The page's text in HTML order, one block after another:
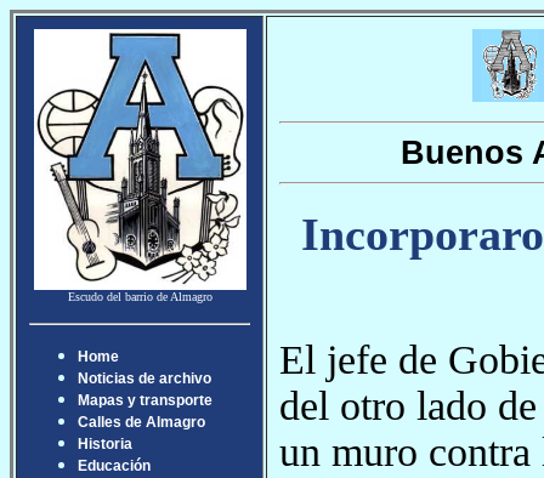
Escudo del barrio de Almagro
Home
Noticias de archivo
Mapas y transporte
Calles de Almagro
Historia
Educación
Buenos
El jefe de
del otro lado
un muro contra